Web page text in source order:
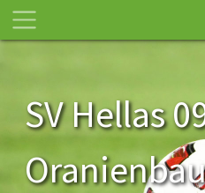
SV Hellas